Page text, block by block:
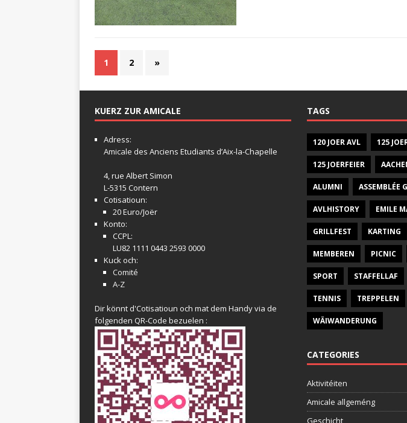
1 2 »
KUERZ ZUR AMICALE
Adress:
Amicale des Anciens Etudiants d’Aix-la-Chapelle
4, rue Albert Simon
L-5315 Contern
Cotisatioun:
20 Euro/Joër
Konto:
CCPL:
LU82 1111 0443 2593 0000
Kuck och:
Comité
A-Z
Dir könnt d'Cotisatioun och mat dem Handy via de
folgenden QR-Code bezuelen :
TAGS
120 JOER AVL 125
125 JOERFEIER
ALUMNI ASSEMBLÉE
AVLHISTORY EMILE
GRILLFEST KARTING
MEMBEREN PICNIC
SPORT STAFFELLAF
TENNIS TREPPELEN
WÄIWANDERUNG
CATEGORIES
Aktivitéiten
Amicale allgeméng
Geschicht